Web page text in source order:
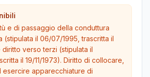
e di passaggio della conduttura
(stipulata il 06/07/1995, trascritta il
diritto verso terzi (stipulata il
il 19/11/1973). Diritto di collocare,
esercire apparecchiature di